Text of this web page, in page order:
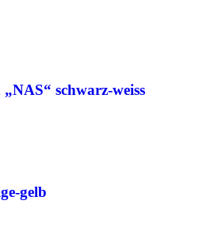
schwarz-weiss
gelb